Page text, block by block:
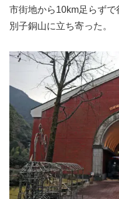
市街地から10km足らず
別子銅山に立ち寄った。